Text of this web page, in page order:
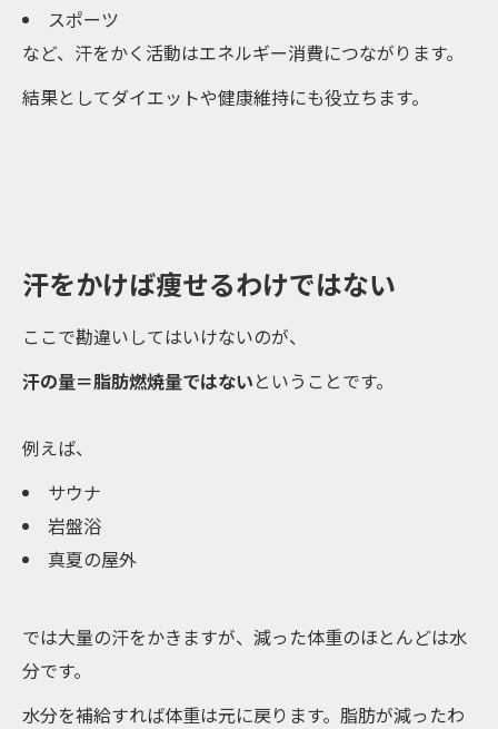
スポーツ
など、汗をかく活動はエネルギー消費につながります。
結果としてダイエットや健康維持にも役立ちます。
汗をかけば痩せるわけではない
ここで勘違いしてはいけないのが、
汗の量＝脂肪燃焼量ではないということです。
例えば、
サウナ
岩盤浴
真夏の屋外
では大量の汗をかきますが、減った体重のほとんどは水
分です。
水分を補給すれば体重は元に戻ります。脂肪が減ったわ